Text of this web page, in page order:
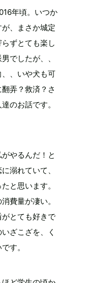
年頃。いつか
、まさか城定
ずとても楽し
でしたが、、
、いや犬も可
弄？救済？さ
のお話です。
やるんだ！と
溺れていて、
と思います。
費量が凄い。
とても好きで
ざこざを、く
す。